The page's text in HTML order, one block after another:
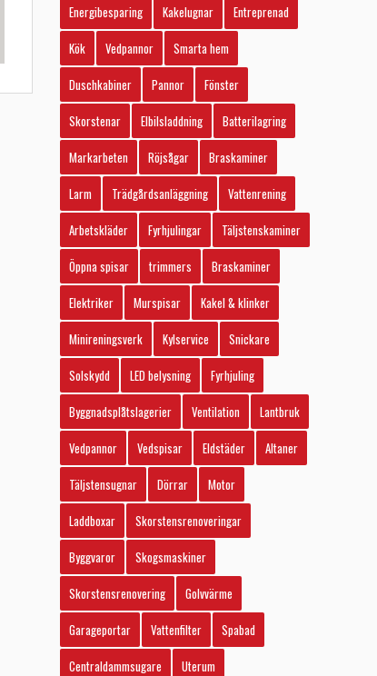
Energibesparing
Kakelugnar
Entreprenad
Kök
Vedpannor
Smarta hem
Duschkabiner
Pannor
Fönster
Skorstenar
Elbilsladdning
Batterilagring
Markarbeten
Röjsågar
Braskaminer
Larm
Trädgårdsanläggning
Vattenrening
Arbetskläder
Fyrhjulingar
Täljstenskaminer
Öppna spisar
trimmers
Braskaminer
Elektriker
Murspisar
Kakel & klinker
Minireningsverk
Kylservice
Snickare
Solskydd
LED belysning
Fyrhjuling
Byggnadsplåtslagerier
Ventilation
Lantbruk
Vedpannor
Vedspisar Eldstäder
Altaner
Täljstensugnar
Dörrar
Motor
Laddboxar
Skorstensrenoveringar
Byggvaror
Skogsmaskiner
Skorstensrenovering
Golvvärme
Garageportar
Vattenfilter
Spabad
Centraldammsugare
Uterum